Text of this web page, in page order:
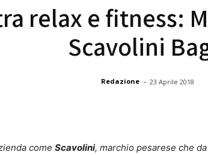
relax e fitness:
Scavolini
Redazione - 23 Aprile 2018
come Scavolini, marchio pesarese che